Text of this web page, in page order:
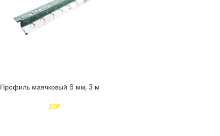
Профиль маячковый 6 мм, 3 м
20₽